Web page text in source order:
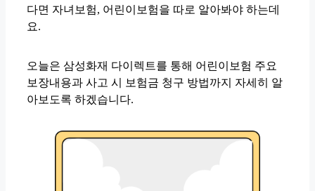
다면 자녀보험, 어린이보험을 따로 알아봐야 하는데
요.
오늘은 삼성화재 다이렉트를 통해 어린이보험 주요
보장내용과 사고 시 보험금 청구 방법까지 자세히 알
아보도록 하겠습니다.